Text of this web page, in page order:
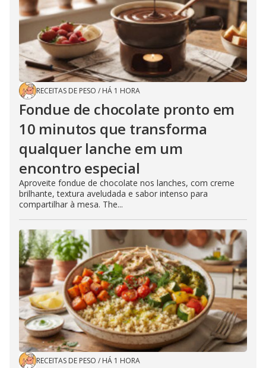
RECEITAS DE PESO / HÁ 1 HORA
Fondue de chocolate pronto em
10 minutos que transforma
qualquer lanche em um
encontro especial
Aproveite fondue de chocolate nos lanches, com creme
brilhante, textura aveludada e sabor intenso para
compartilhar à mesa. The...
RECEITAS DE PESO / HÁ 1 HORA